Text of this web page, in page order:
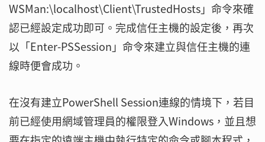
WSMan:\localhost\Client\TrustedHosts」命令來確
認已經設定成功即可。完成信任主機的設定後，再次
以「Enter-PSSession」命令來建立與信任主機的連
線時便會成功。
在沒有建立PowerShell Session連線的情境下，若目
前已經使用網域管理員的權限登入Windows，並且想